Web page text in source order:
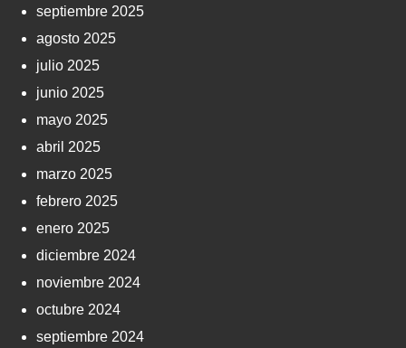
septiembre 2025
agosto 2025
julio 2025
junio 2025
mayo 2025
abril 2025
marzo 2025
febrero 2025
enero 2025
diciembre 2024
noviembre 2024
octubre 2024
septiembre 2024